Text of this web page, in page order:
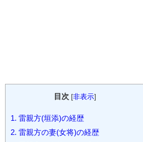
目次 [非表示]
1. 雷親方(垣添)の経歴
2. 雷親方の妻(女将)の経歴